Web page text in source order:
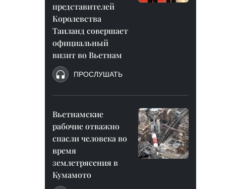
представителей
Королевства
Таиланд совершает
официальный
визит во Вьетнам
ПРОСЛУШАТЬ
Вьетнамские
рабочие отважно
спасли человека во
время
землетрясения в
Кумамото